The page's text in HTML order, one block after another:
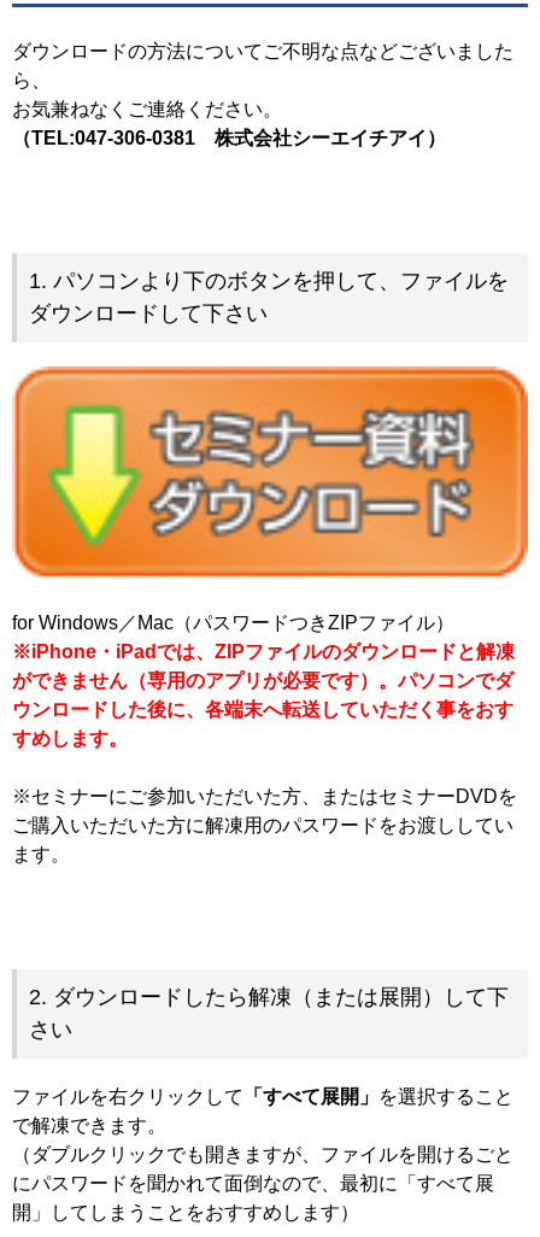
ダウンロードの方法についてご不明な点などございました
ら、
お気兼ねなくご連絡ください。
（TEL:047-306-0381 株式会社シーエイチアイ）
1. パソコンより下のボタンを押して、ファイルを
ダウンロードして下さい
for Windows／Mac（パスワードつきZIPファイル）
※iPhone・iPadでは、ZIPファイルのダウンロードと解凍
ができません （専用のアプリが必要です） 。パソコンでダ
ウンロードした後に、各端末へ転送していただく事をおす
すめします。
※セミナーにご参加いただいた方、またはセミナーDVDを
ご購入いただいた方に解凍用のパスワードをお渡ししてい
ます。
2. ダウンロードしたら解凍（または展開）して下
さい
ファイルを右クリックして 「すべて展開」 を選択すること
で解凍できます。
（ダブルクリックでも開きますが、ファイルを開けるごと
にパスワードを聞かれて面倒なので、最初に「すべて展
開」してしまうことをおすすめします）